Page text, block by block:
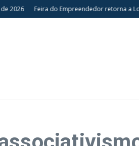
2026 Feira do Empreendedor retorna a